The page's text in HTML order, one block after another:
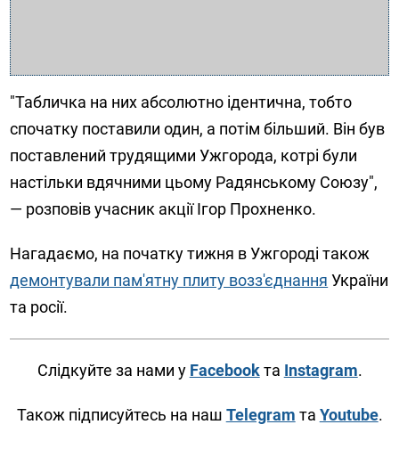
"Табличка на них абсолютно ідентична, тобто
спочатку поставили один, а потім більший. Він був
поставлений трудящими Ужгорода, котрі були
настільки вдячними цьому Радянському Союзу",
— розповів учасник акції Ігор Прохненко.
Нагадаємо, на початку тижня в Ужгороді також
демонтували пам'ятну плиту возз'єднання України
та росії.
Слідкуйте за нами у Facebookта Instagram.
Також підписуйтесь на наш Telegram та Youtube.